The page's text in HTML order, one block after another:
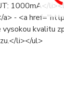
1000mA</
- <a
vysokou kvalitu
li></ul>